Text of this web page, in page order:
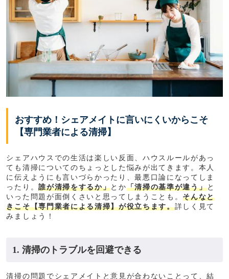
おすすめ！シェアメイトに言いにくいからこそ
【専門業者による清掃】
シェアハウスでの生活は楽しい反面、ハウスルールがあっ
ても清掃についてのちょっとした悩みが出てきます。本人
に伝えようにも言いづらかったり、最悪口論になってしま
ったり。誰が清掃をするか」とか「清掃の基準が違う」と
いった問題が面倒くさいと思ってしまうことも。そんなと
きこそ【専門業者による清掃】が役立ちます。詳しく見て
みましょう！
1. 清掃のトラブルを回避できる
清掃の問題でシェアメイトと意見が合わないことって、結